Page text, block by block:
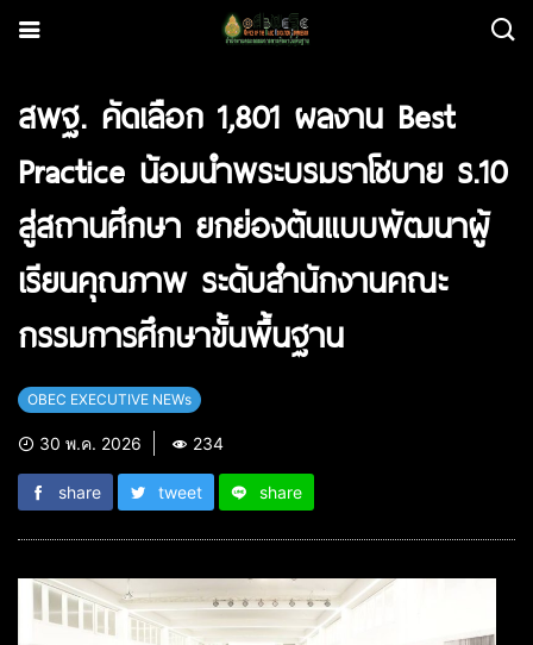
สพฐ. คัดเลือก 1,801 ผลงาน Best
Practice น้อมนำพระบรมราโชบาย ร.10
สู่สถานศึกษา ยกย่องต้นแบบพัฒนาผู้
เรียนคุณภาพ ระดับสำนักงานคณะ
กรรมการศึกษาขั้นพื้นฐาน
OBEC EXECUTIVE NEWs
30 พ.ค. 2026 234
share tweet share